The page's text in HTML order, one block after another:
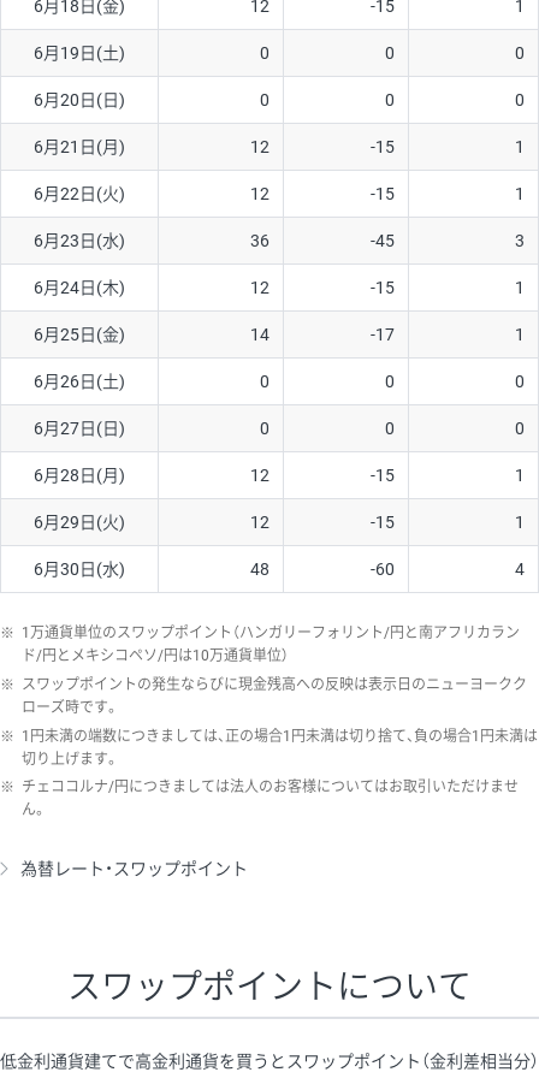
ソ/円は10万通貨単位。
6月18日(金) 12 -15 1
6月19日(土) 0 0 0
6月20日(日) 0 0 0
6月21日(月) 12 -15 1
6月22日(火) 12 -15 1
6月23日(水) 36 -45 3
6月24日(木) 12 -15 1
6月25日(金) 14 -17 1
6月26日(土) 0 0 0
6月27日(日) 0 0 0
6月28日(月) 12 -15 1
6月29日(火) 12 -15 1
6月30日(水) 48 -60 4
※ 1万通貨単位のスワップポイント（ハンガリーフォリント/円と南アフリカラン
ド/円とメキシコペソ/円は10万通貨単位）
※ スワップポイントの発生ならびに現金残高への反映は表示日のニューヨークク
ローズ時です。
※ 1円未満の端数につきましては、正の場合1円未満は切り捨て、負の場合1円未満は
切り上げます。
※ チェココルナ/円につきましては法人のお客様についてはお取引いただけませ
ん。
為替レート・スワップポイント
スワップポイントについて
低金利通貨建てで高金利通貨を買うとスワップポイント（金利差相当分）